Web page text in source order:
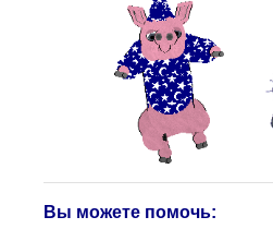
Вы можете помочь: